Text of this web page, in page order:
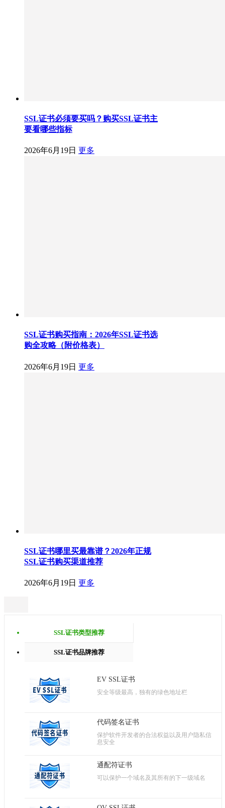
SSL证书必须要买吗？购买SSL证书主
要看哪些指标
2026年6月19日 更多
SSL证书购买指南：2026年SSL证书选
购全攻略（附价格表）
2026年6月19日 更多
SSL证书哪里买最靠谱？2026年正规
SSL证书购买渠道推荐
2026年6月19日 更多
SSL证书类型推荐
SSL证书品牌推荐
EV SSL证书
安全等级最高，独有的绿色地址栏
代码签名证书
保护软件开发者的合法权益以及用户隐私信
息安全
通配符证书
可以保护一个域名及其所有的下一级域名